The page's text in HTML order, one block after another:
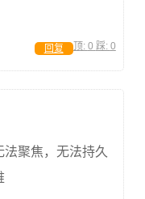
顶: 0 踩: 0
回复
聚焦，无法持久